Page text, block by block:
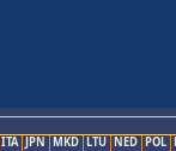
ITA JPN MKD LTU NED POL